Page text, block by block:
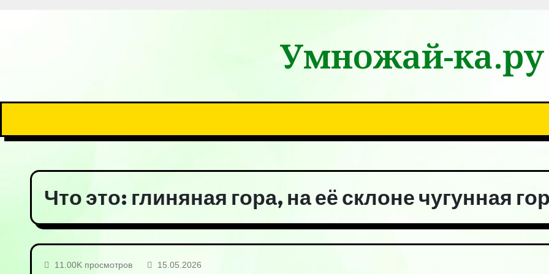
Умножай-ка.ру
Что это: глиняная гора, на её склоне чугунная
11.00K просмотров 15.05.2026